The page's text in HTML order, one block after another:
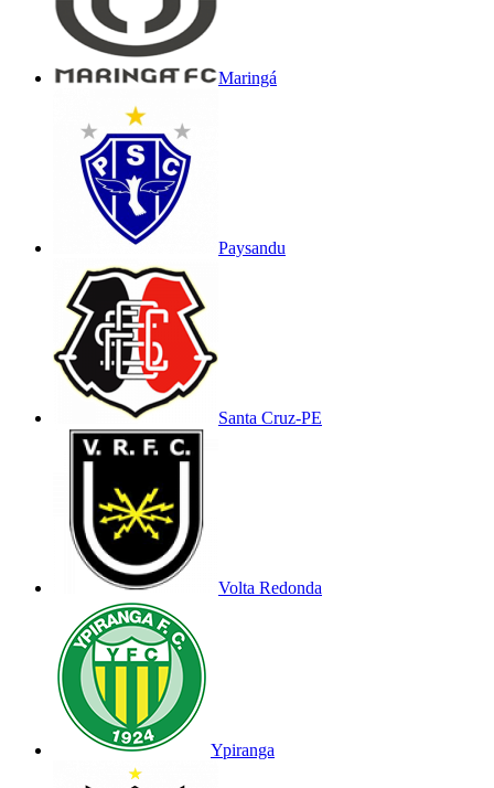
Maringá
Paysandu
Santa Cruz-PE
Volta Redonda
Ypiranga